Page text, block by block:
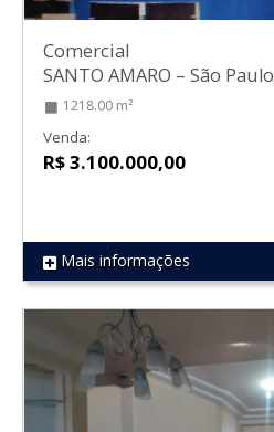
REF 710
Comercial
SANTO AMARO – São Paulo
1218.00 m²
Venda:
R$ 3.100.000,00
Mais informações